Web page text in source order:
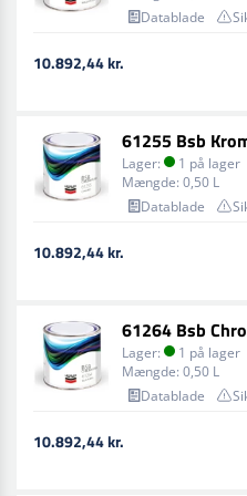
Tørt: Afslut med
HYDROCLEANER
For MAC71 underlagsfarve
Overtræk direkte med
For traditionelle fyldere
Påfør sort MACROFAN
Lad tørre og slib let
Påfør BSB Chroma
Påfør sealer som
ISOSEALER (MAC85)
UNDERCOAT (MAC9)
overtræk med BSB
cyklus.
Datablade
10.892,44 kr.
61255 Bsb
Lager: 1 på lager
Mængde: 0,50 L
Datablade
10.892,44 kr.
61264 Bsb
Lager: 1 på lager
Mængde: 0,50 L
Datablade
10.892,44 kr.